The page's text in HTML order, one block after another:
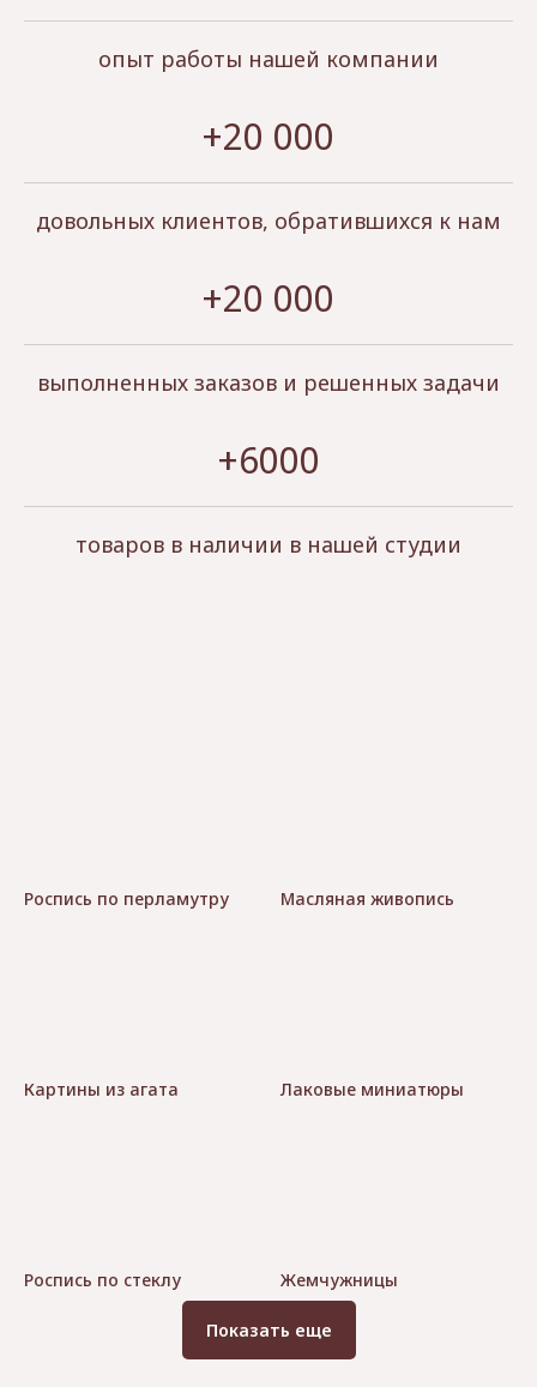
опыт работы нашей компании
+20 000
довольных клиентов, обратившихся к нам
+20 000
выполненных заказов и решенных задачи
+6000
товаров в наличии в нашей студии
Роспись по перламутру Масляная живопись
Картины из агата Лаковые миниатюры
Роспись по стеклу Жемчужницы
Показать еще